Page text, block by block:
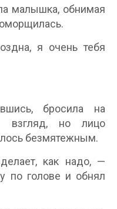
малышка, обнимая
я очень тебя
бросила на
взгляд, но лицо
безмятежным.
как надо, —
по голове и обнял